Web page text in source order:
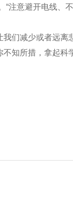
“注意避开电线
们减少或者远离
知所措，拿起